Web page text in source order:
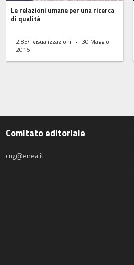
Le relazioni umane per una ricerca
di qualità
2,854 visualizzazioni
30 Maggio
2016
Comitato editoriale
cug@enea.it